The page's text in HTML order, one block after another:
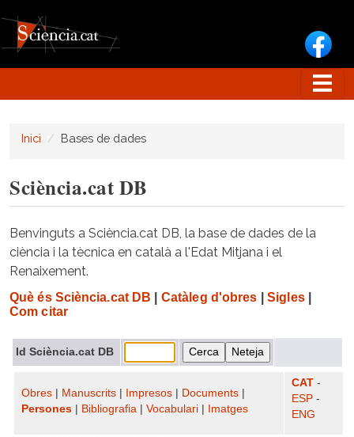
Inici Bases de dades
Sciència.cat DB
Benvinguts a Sciència.cat DB, la base de dades de la
ciència i la tècnica en català a l'Edat Mitjana i el
Renaixement.
Què és Sciència.cat DB Catàleg d'obres Sigles|
Com citar
Id Sciència.cat DB
Obres Manuscrits Impresos Documents
Persones
Bibliografia Vocabulari Imatges
CAT -
ESP -
ENG